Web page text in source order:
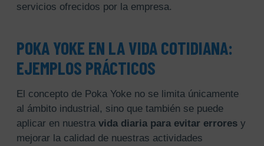
servicios ofrecidos por la empresa.
POKA YOKE EN LA VIDA COTIDIANA:
EJEMPLOS PRÁCTICOS
El concepto de Poka Yoke no se limita únicamente
al ámbito industrial, sino que también se puede
aplicar en nuestra vida diaria para evitar erroresy
mejorar la calidad de nuestras actividades